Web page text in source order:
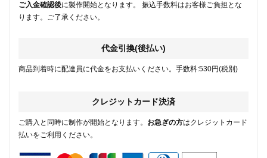
ご入金確認後に製作開始となります。 振込手数料はお客様ご負担とな
ります。ご了承ください。
代金引換(後払い)
商品到着時に配達員に代金をお支払いください。手数料:530円(税別)
クレジットカード決済
ご購入と同時に制作が開始となります。 お急ぎの方はクレジットカード
払いをご利用ください。